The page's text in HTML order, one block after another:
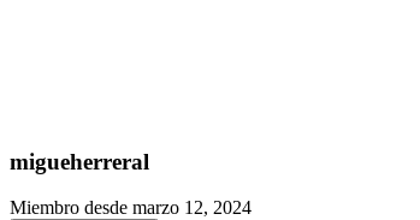
migueherreral
Miembro desde marzo 12, 2024